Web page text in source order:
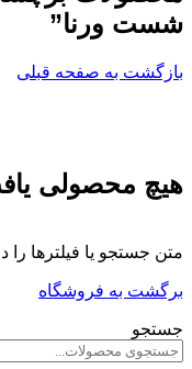
شست ورنا”
بازگشت به صفحه قبلی
هیچ محصولی
متن جستجو یا فیلترها را
برگشت به فروشگاه
جستجو